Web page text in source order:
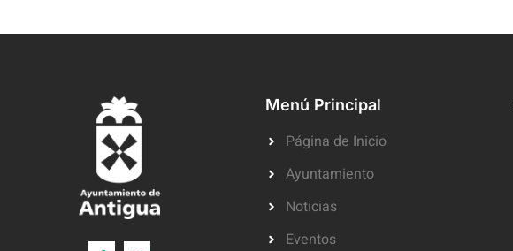
Menú Principal
Página de Inicio
Ayuntamiento
Noticias
Eventos